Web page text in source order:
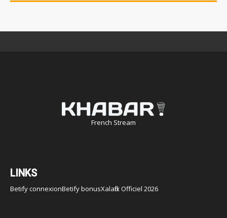
French Stream
LINKS
Betify connexionBetify bonusXalaflix Officiel 2026